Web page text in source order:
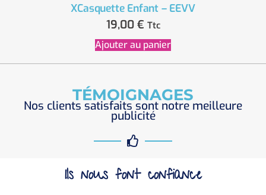
XCasquette Enfant – EEVV
19,00 € Ttc
Ajouter au panier
TÉMOIGNAGES
Nos clients satisfaits sont notre meilleure
publicité
Ils nous font confiance